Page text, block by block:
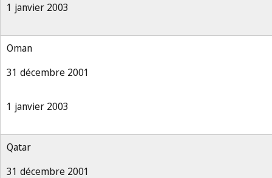
1 janvier 2003
Oman
31 décembre 2001
1 janvier 2003
Qatar
31 décembre 2001